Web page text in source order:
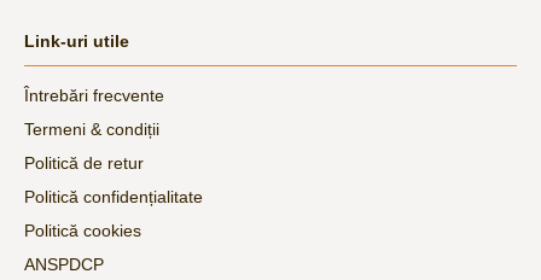
Link-uri utile
Întrebări frecvente
Termeni & condiții
Politică de retur
Politică confidențialitate
Politică cookies
ANSPDCP